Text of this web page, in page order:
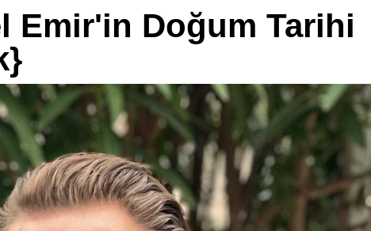
Emir'in Doğum Tarihi